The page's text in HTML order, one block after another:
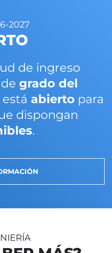
2027
de ingreso
grado del
está abierto para
dispongan
.